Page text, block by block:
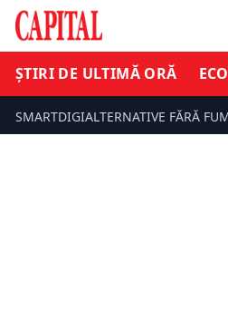
ȘTIRI DE ULTIMĂ ORĂ
SMARTDIGIALTERNATIVE FĂRĂ